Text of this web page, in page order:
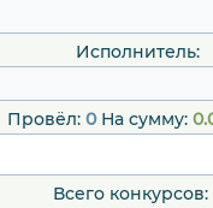
Исполнитель:
Провёл: 0На сумму:
Всего конкурсов: